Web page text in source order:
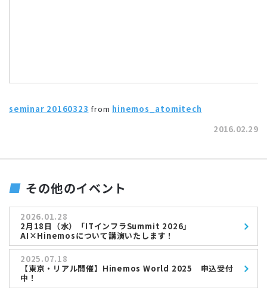
seminar 20160323 from hinemos_atomitech
2016.02.29
その他のイベント
2026.01.28
2月18日（水）「ITインフラSummit 2026」
AI×Hinemosについて講演いたします！
2025.07.18
【東京・リアル開催】Hinemos World 2025 申込受付
中！